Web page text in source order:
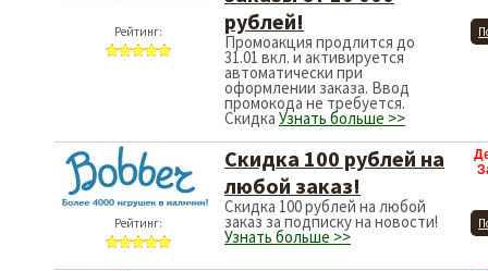
Рейтинг:
рублей!
Промоакция продлится до
31.01 вкл. и активируется
автоматически при
оформлении заказа. Ввод
промокода не требуется.
Скидка Узнать больше >>
Рейтинг:
Скидка 100 рублей на
любой заказ!
Скидка 100 рублей на любой
заказ за подписку на новости!
Узнать больше >>